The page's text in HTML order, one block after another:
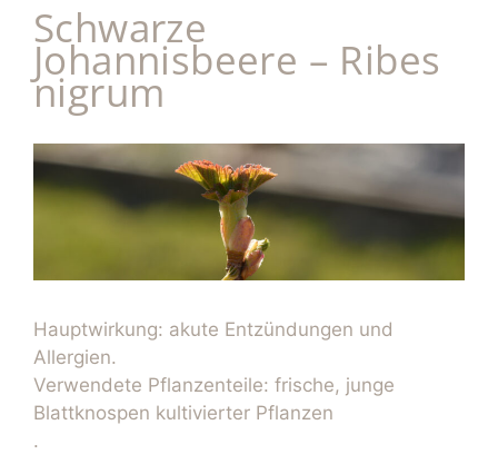
Schwarze
Johannisbeere – Ribes
nigrum
Hauptwirkung: akute Entzündungen und
Allergien.
Verwendete Pflanzenteile: frische, junge
Blattknospen kultivierter Pflanzen
.